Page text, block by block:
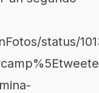
status/